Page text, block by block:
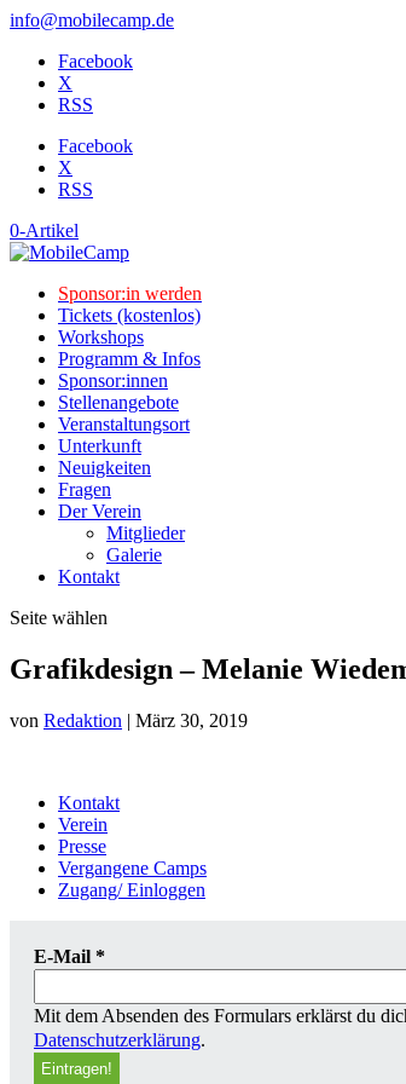
info@mobilecamp.de
Facebook
X
RSS
Facebook
X
RSS
0-Artikel
Sponsor:in werden
Tickets (kostenlos)
Workshops
Programm & Infos
Sponsor:innen
Stellenangebote
Veranstaltungsort
Unterkunft
Neuigkeiten
Fragen
Der Verein
Mitglieder
Galerie
Kontakt
Seite wählen
Grafikdesign – Melanie
von Redaktion | März 30, 2019
Kontakt
Verein
Presse
Vergangene Camps
Zugang/ Einloggen
E-Mail *
Mit dem Absenden des Formulars erklärst du
Datenschutzerklärung.